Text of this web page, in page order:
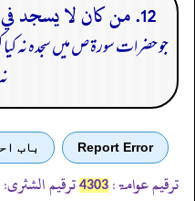
12. من كان لا يسجد في (ص) ولا يرى فيها سجدة
جو حضرات سورۃ ص میں سجدہ نہ
Report Error باب
ترقیم عوامۃ: 4303 ترقیم الشثری: